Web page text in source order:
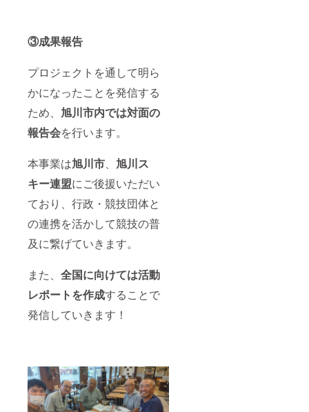
③成果報告
プロジェクトを通して明ら
かになったことを発信する
ため、 旭川市内では対面の
報告会を行います。
本事業は旭川市、 旭川ス
キー連盟にご後援いただい
ており、行政・競技団体と
の連携を活かして競技の普
及に繋げていきます。
また、 全国に向けては活動
レポートを作成することで
発信していきます！